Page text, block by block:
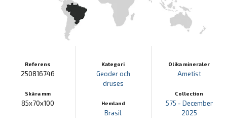
Referens
250816746
Skära mm
85x70x100
Kategori
Geoder och
druses
Hemland
Brasil
Olika mineraler
Ametist
Collection
575 - December
2025